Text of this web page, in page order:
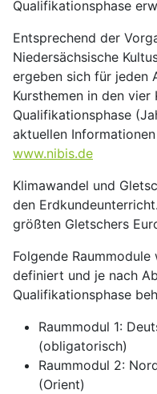
Qualifikationsphase
Entsprechend der
Niedersächsische
ergeben sich für jeden
Kursthemen in den vier
Qualifikationsphase
aktuellen
www.nibis.de
Klimawandel und
den
größten Gletschers
Folgende
definiert und je nach
Qualifikationsphase
Raummodul 1:
(obligatorisch)
Raummodul 2:
(Orient)